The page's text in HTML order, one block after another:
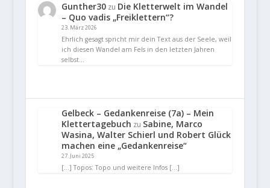
Gunther30zu Die Kletterwelt im Wandel
– Quo vadis „Freiklettern“?
23. März 2026
Ehrlich gesagt spricht mir dein Text aus der Seele, weil
ich diesen Wandel am Fels in den letzten Jahren
selbst…
Gelbeck – Gedankenreise (7a) – Mein
Klettertagebuch zu Sabine, Marco
Wasina, Walter Schierl und Robert Glück
machen eine „Gedankenreise“
27. Juni 2025
[…] Topos: Topo und weitere Infos […]